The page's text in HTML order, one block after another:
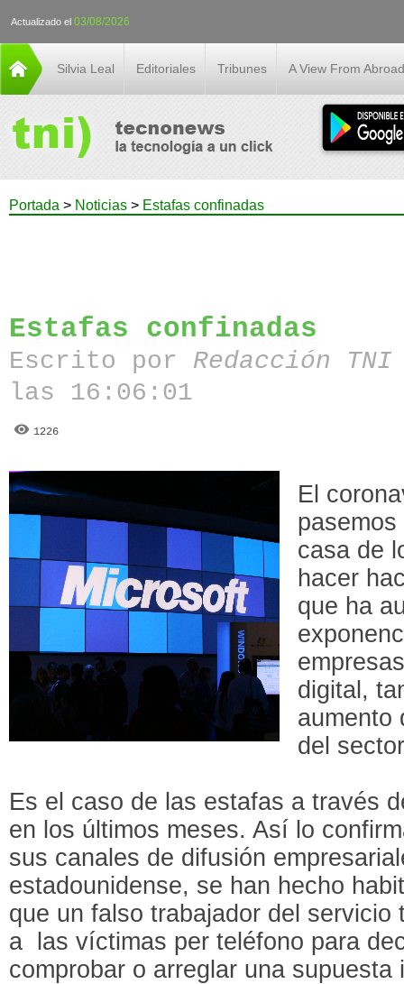
Actualizado el 03/08/2026
Silvia Leal Editoriales Tribunes A View From Abroad
Portada > Noticias > Estafas confinadas
Estafas confinadas
Escrito por Redacción
las 16:06:01
1226
El
casa de
hacer
que ha
digital,
aumento
del
Es el caso de las estafas a través
en los últimos meses. Así lo
sus canales de difusión
estadounidense, se han hecho
que un falso trabajador del servicio
a las víctimas per teléfono para
comprobar o arreglar una supuesta